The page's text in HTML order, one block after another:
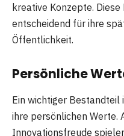
kreative Konzepte.
entscheidend für ihre
Öffentlichkeit.
Persönliche
Ein wichtiger
ihre persönlichen Werte.
Innovationsfreude